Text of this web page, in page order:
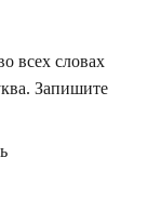
всех словах
Запишите